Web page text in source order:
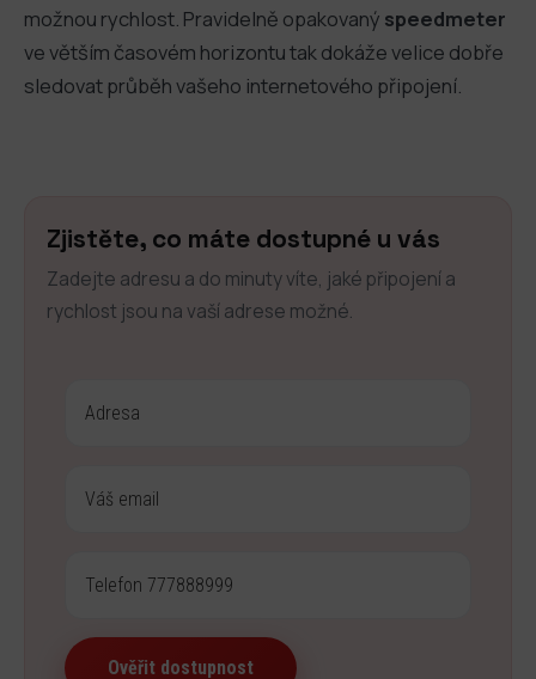
možnou rychlost. Pravidelně opakovaný speedmeter
ve větším časovém horizontu tak dokáže velice dobře
sledovat průběh vašeho internetového připojení.
Zjistěte, co máte dostupné u vás
Zadejte adresu a do minuty víte, jaké připojení a
rychlost jsou na vaší adrese možné.